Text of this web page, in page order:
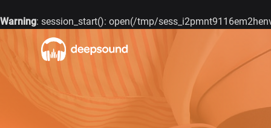
Warning: session_start(): open(/tmp/